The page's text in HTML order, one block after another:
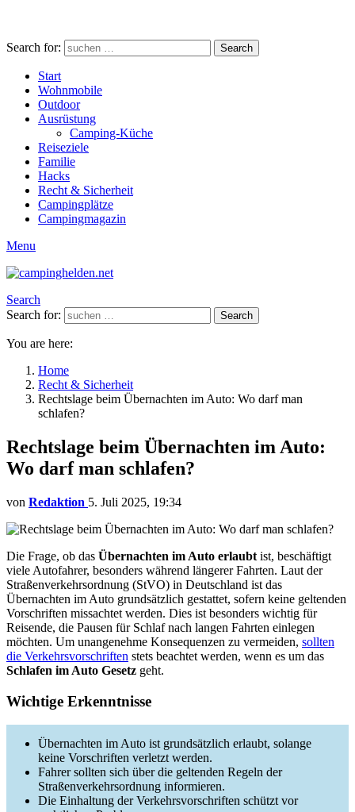
Search for: Search
Start
Wohnmobile
Outdoor
Ausrüstung
Camping-Küche
Reiseziele
Familie
Hacks
Recht & Sicherheit
Campingplätze
Campingmagazin
Menu
Search
Search for:
Search
You are here:
Home
Recht & Sicherheit
Rechtslage beim Übernachten im Auto: Wo darf man
schlafen?
Rechtslage beim Übernachten im Auto:
Wo darf man schlafen?
von Redaktion 5. Juli 2025, 19:34
Die Frage, ob das Übernachten im Auto erlaubt ist, beschäftigt
viele Autofahrer, besonders während längerer Fahrten. Laut der
Straßenverkehrsordnung (StVO) in Deutschland ist das
Übernachten im Auto grundsätzlich gestattet, sofern keine geltenden
Vorschriften missachtet werden. Dies ist besonders wichtig für
Reisende, die Pausen für Schlaf nach langen Fahrten einlegen
möchten. Um unangenehme Konsequenzen zu vermeiden, sollten
die Verkehrsvorschriften stets beachtet werden, wenn es um das
Schlafen im Auto Gesetz geht.
Wichtige Erkenntnisse
Übernachten im Auto ist grundsätzlich erlaubt, solange
keine Vorschriften verletzt werden.
Fahrer sollten sich über die geltenden Regeln der
Straßenverkehrsordnung informieren.
Die Einhaltung der Verkehrsvorschriften schützt vor